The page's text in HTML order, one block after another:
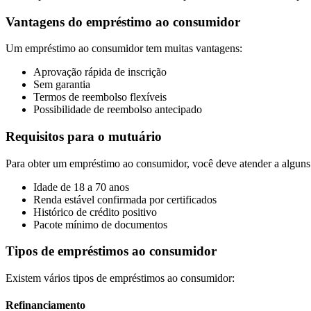
Vantagens do empréstimo ao consumidor
Um empréstimo ao consumidor tem muitas vantagens:
Aprovação rápida de inscrição
Sem garantia
Termos de reembolso flexíveis
Possibilidade de reembolso antecipado
Requisitos para o mutuário
Para obter um empréstimo ao consumidor, você deve atender a
Idade de 18 a 70 anos
Renda estável confirmada por certificados
Histórico de crédito positivo
Pacote mínimo de documentos
Tipos de empréstimos ao consumidor
Existem vários tipos de empréstimos ao consumidor:
Refinanciamento